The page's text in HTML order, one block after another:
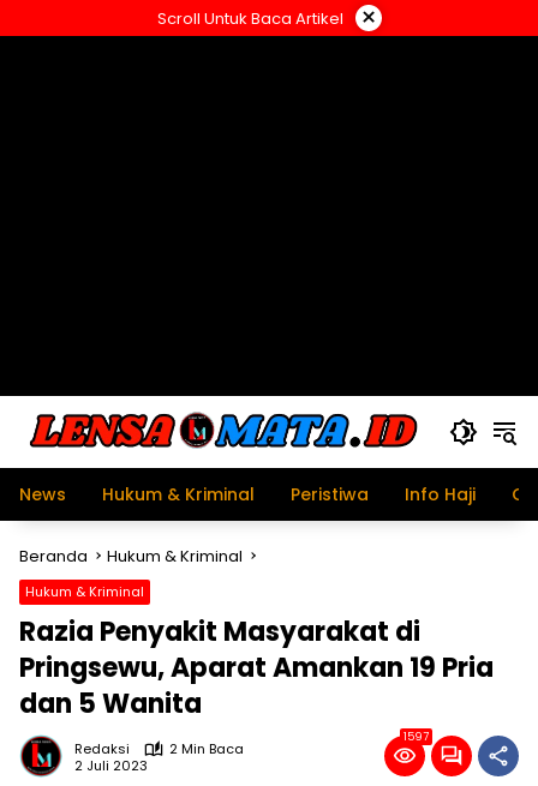
ke
Scroll Untuk Baca Artikel ×
News Hukum & Kriminal Peristiwa Info Haji
Beranda Hukum & Kriminal
Hukum & Kriminal
Razia Penyakit Masyarakat di
Pringsewu, Aparat Amankan 19 Pria
dan 5 Wanita
Redaksi
2 Min Baca
2 Juli 2023
1597